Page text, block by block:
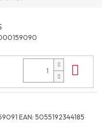
EAN: 5055192344185